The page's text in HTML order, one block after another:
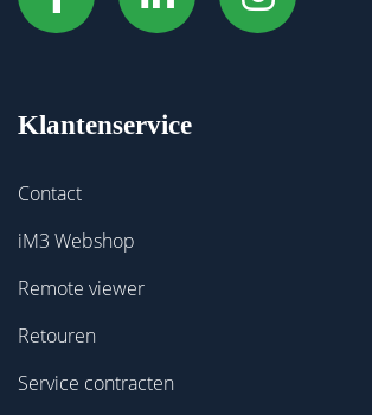
Klantenservice
Contact
iM3 Webshop
Remote viewer
Retouren
Service contracten